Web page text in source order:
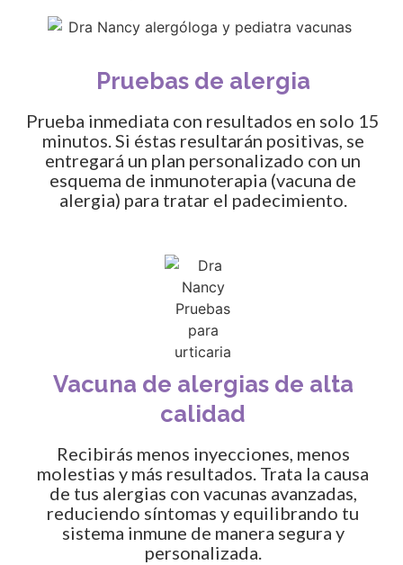
Pruebas de alergia
Prueba inmediata con resultados en solo 15
minutos. Si éstas resultarán positivas, se
entregará un plan personalizado con un
esquema de inmunoterapia (vacuna de
alergia) para tratar el padecimiento.
Vacuna de alergias de alta
calidad
Recibirás menos inyecciones, menos
molestias y más resultados. Trata la causa
de tus alergias con vacunas avanzadas,
reduciendo síntomas y equilibrando tu
sistema inmune de manera segura y
personalizada.